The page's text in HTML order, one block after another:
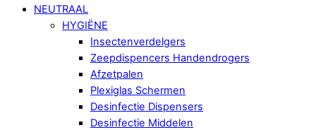
NEUTRAAL
HYGIËNE
Insectenverdelgers
Zeepdispencers Handendrogers
Afzetpalen
Plexiglas Schermen
Desinfectie Dispensers
Desinfectie Middelen